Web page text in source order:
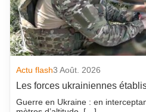
Actu flash3 Août. 2026
Les forces ukrainiennes
Guerre en Ukraine : en